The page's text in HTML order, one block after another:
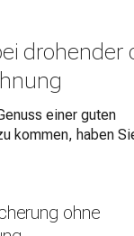
drohender
einer guten
kommen, haben
ohne